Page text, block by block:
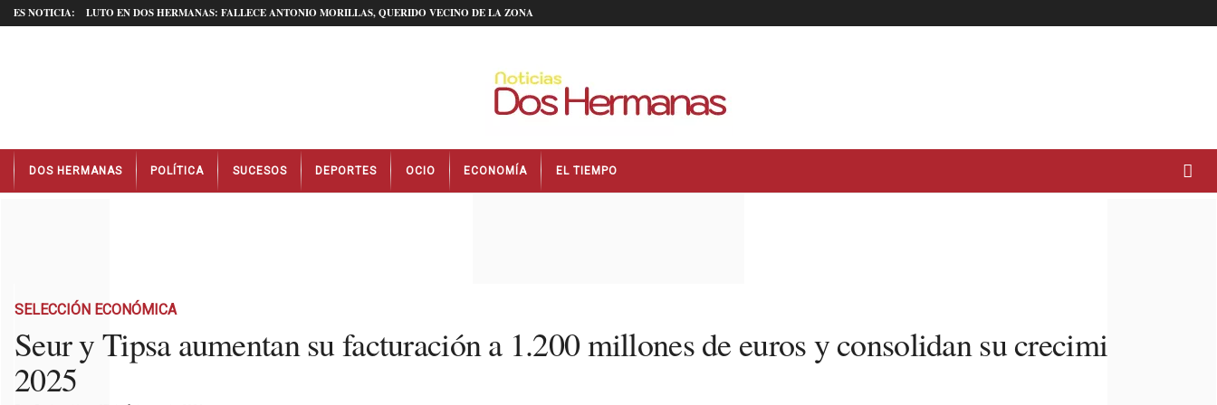
ES NOTICIA: LUTO EN DOS HERMANAS: FALLECE ANTONIO MORILLAS, QUERIDO VECINO DE LA ZONA
t
DOS HERMANAS POLÍTICA SUCESOS DEPORTES OCIO ECONOMÍA EL TIEMPO
SELECCIÓN ECONÓMICA
Seur y Tipsa aumentan su facturación a 1.200 millones de euros y consolidan su crecimiento en
2025